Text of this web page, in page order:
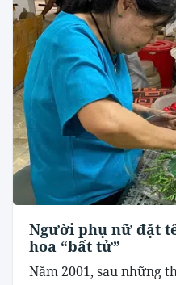
Người phụ nữ đặt
hoa “bất tử”
Năm 2001, sau những